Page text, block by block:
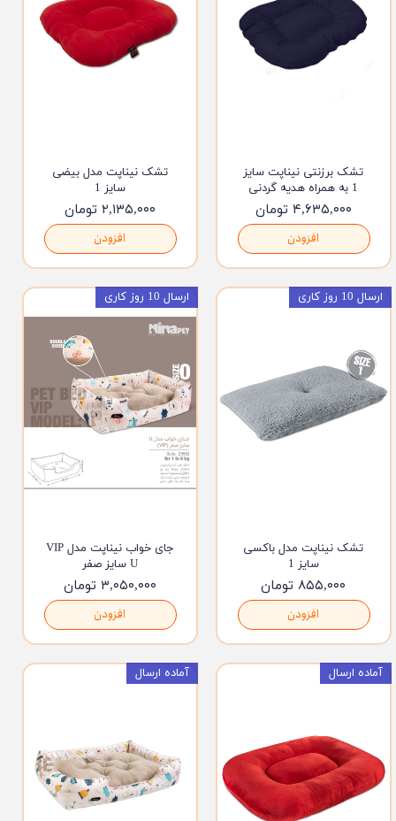
تشک برزنتی نیناپت سایز
1 به همراه هدیه گردنی
۴,۶۳۵,۰۰۰ تومان
افزودن
تشک نیناپت مدل بیضی
سایز 1
۲,۱۳۵,۰۰۰ تومان
افزودن
تشک نیناپت مدل باکسی
سایز 1
۸۵۵,۰۰۰ تومان
افزودن
ارسال 10 روز کاری
جای خواب نیناپت مدل VIP
U سایز صفر
۳,۰۵۰,۰۰۰ تومان
افزودن
ارسال 10 روز کاری
آماده ارسال آماده ارسال